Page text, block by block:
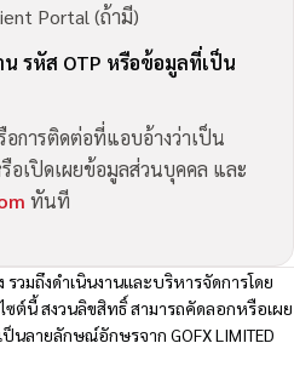
Portal (ถ้ามี)
น รหัส OTP หรือข้อมูลที่เป็น
การติดต่อที่แอบอ้างว่าเป็น
อเปิดเผยข้อมูลส่วนบุคคล และ
ทันที
วมถึงดำเนินงานและบริหารจัดการโดย
ซต์นี้ สงวนลิขสิทธิ์ สามารถคัดลอกหรือเผย
นลายลักษณ์อักษรจาก GOFX LIMITED